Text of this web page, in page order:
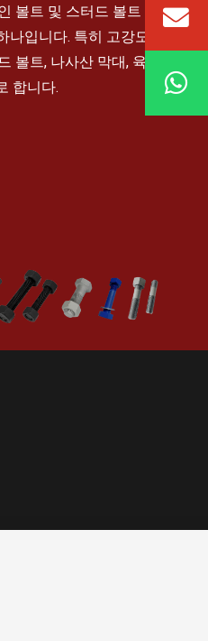
볼트 및 스터드 볼트 어셈블
입니다. 특히 고강도 육각
볼트, 나사산 막대, 육각 캡
합니다.